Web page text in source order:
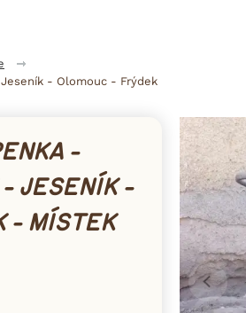
- Olomouc - Frýdek
-
- JESENÍK -
- MÍSTEK